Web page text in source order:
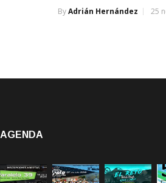
ByAdrián Hernández 25
AGENDA